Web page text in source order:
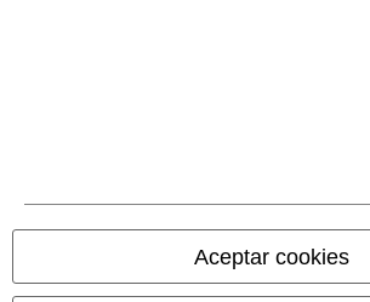
Aceptar cookies
Tiendas EMP online